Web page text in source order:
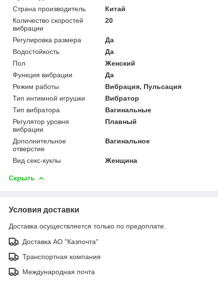
Страна производитель
Китай
Количество скоростей
вибрации
20
Регулировка размера
Да
Водостойкость
Да
Пол
Женский
Функция вибрации
Да
Режим работы
Вибрация, Пульсация
Тип интимной игрушки
Вибратор
Тип вибратора
Вагинальные
Регулятор уровня
вибрации
Плавный
Дополнительное
отверстие
Вагинальное
Вид секс-куклы Женщина
Скрыть
Условия доставки
Доставка осуществляется только по предоплате.
Доставка АО "Казпочта"
Транспортная компания
Международная почта